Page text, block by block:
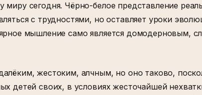
сегодня. Чёрно-белое представление
с трудностями, но оставляет уроки
мышление само является домодерновым,
жестоким, алчным, но оно таково,
детей своих, в условиях жесточайшей